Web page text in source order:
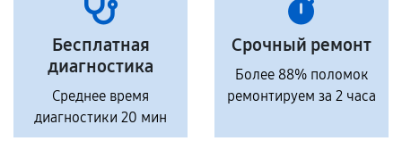
Бесплатная
диагностика
Среднее время
диагностики 20 мин
Срочный ремонт
Более 88% поломок
ремонтируем за 2 часа